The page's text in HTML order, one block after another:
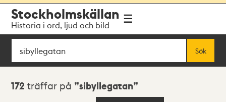
navigationen
huvudinnehållet
Stockholmskällan
Historia i ord, ljud och bild
Sök
Sök
Sökresultat
172 träffar på sibyllegatan